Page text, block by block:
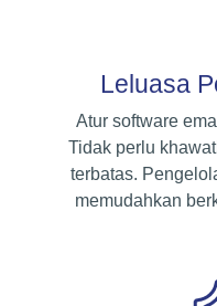
Leluasa
Atur software
Tidak perlu
terbatas.
memudahkan